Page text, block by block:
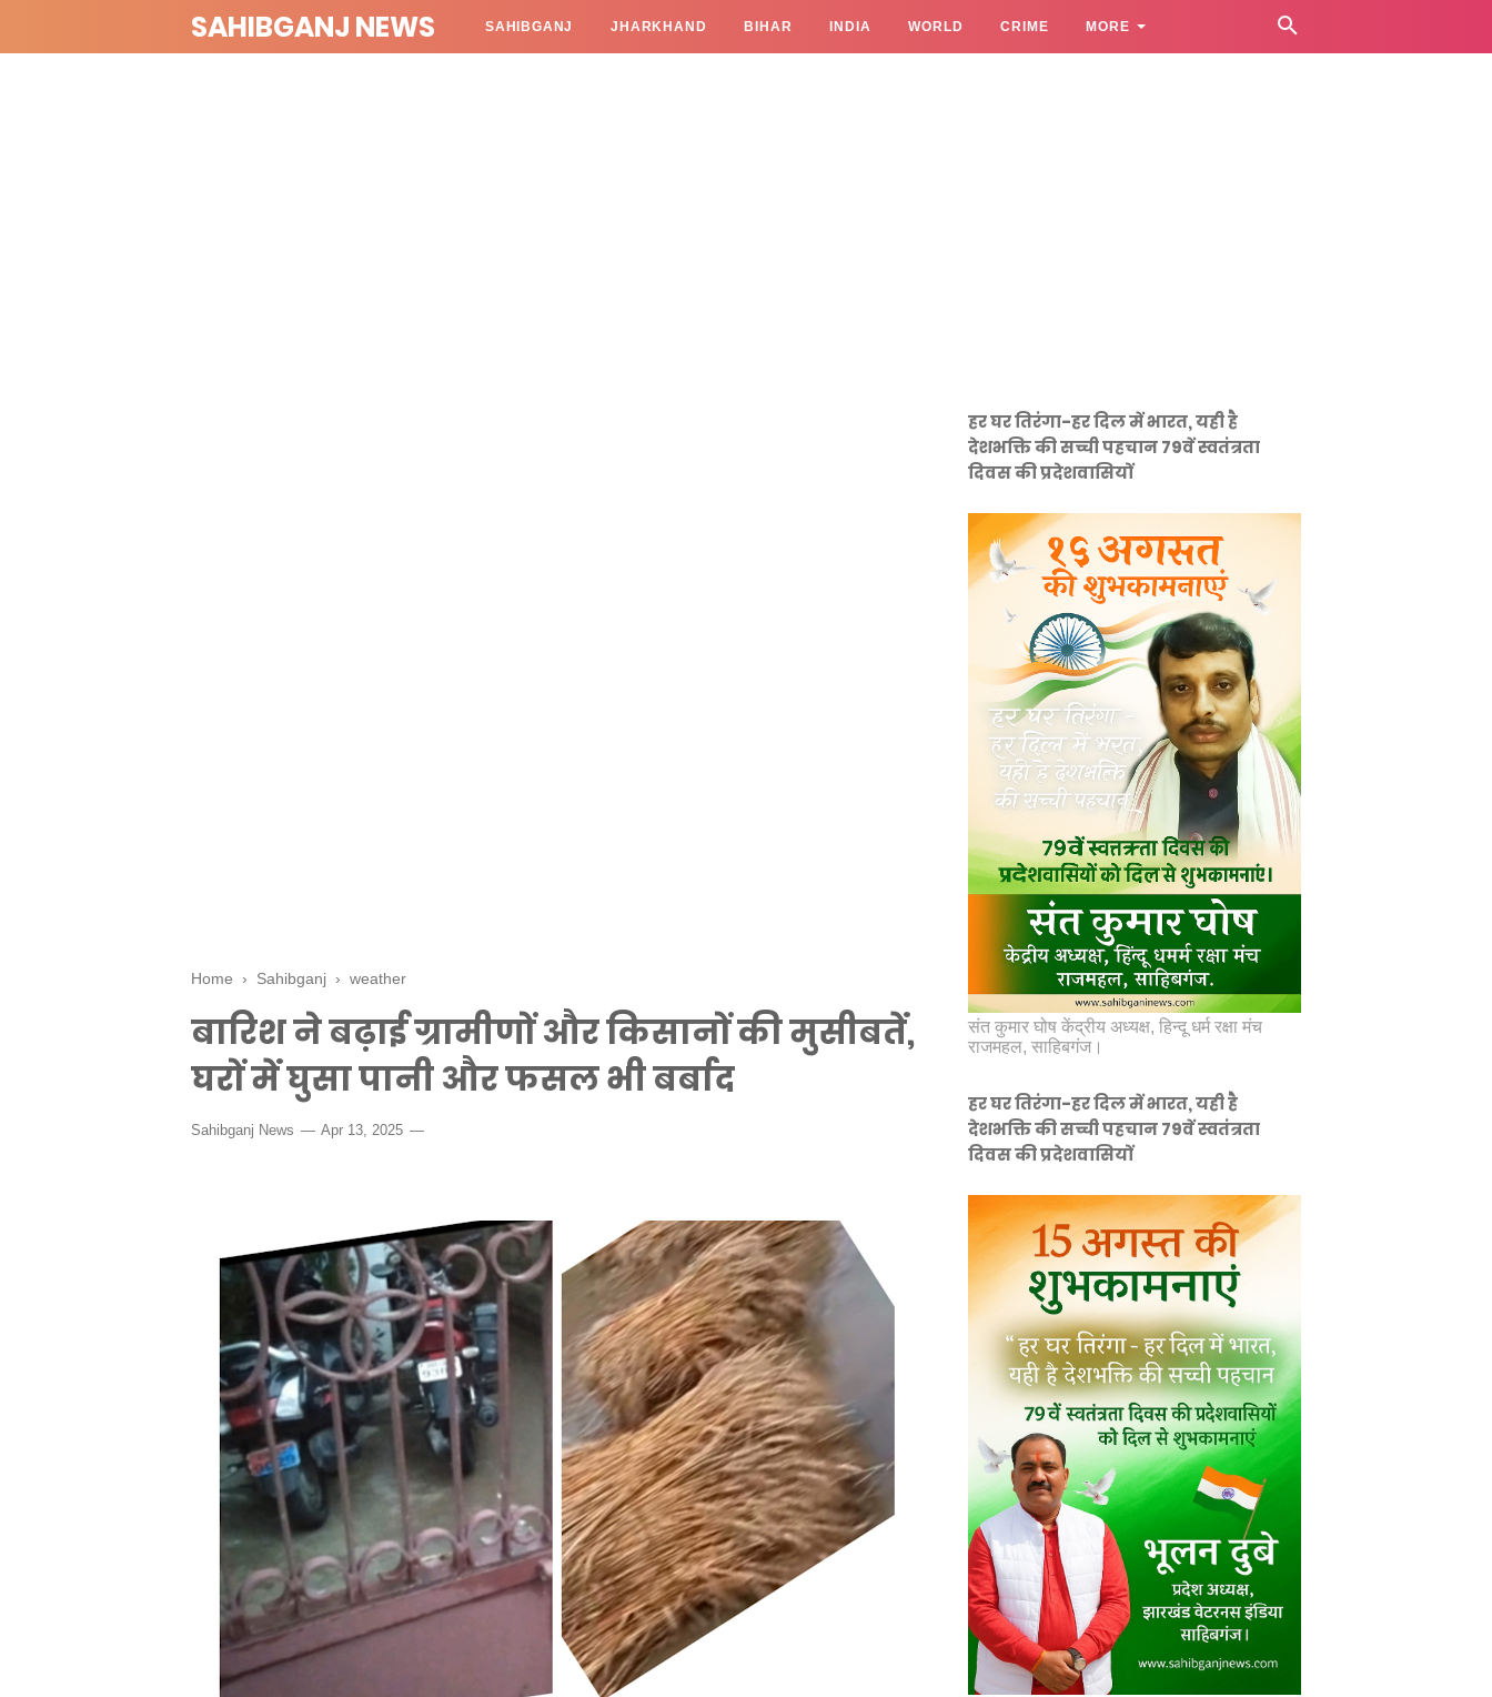
SAHIBGANJ NEWS SAHIBGANJ JHARKHAND BIHAR INDIA WORLD CRIME MORE
Home › Sahibganj › weather
बारिश ने बढ़ाई ग्रामीणों और किसानों की मुसीबतें,
घरों में घुसा पानी और फसल भी बर्बाद
Sahibganj News Apr 13, 2025
हर घर तिरंगा-हर दिल में भारत, यही है
देशभक्ति की सच्ची पहचान 79वें स्वतंत्रता
दिवस की प्रदेशवासियों
संत कुमार घोष केंद्रीय अध्यक्ष, हिन्दू धर्म रक्षा मंच
राजमहल, साहिबगंज।
हर घर तिरंगा-हर दिल में भारत, यही है
देशभक्ति की सच्ची पहचान 79वें स्वतंत्रता
दिवस की प्रदेशवासियों